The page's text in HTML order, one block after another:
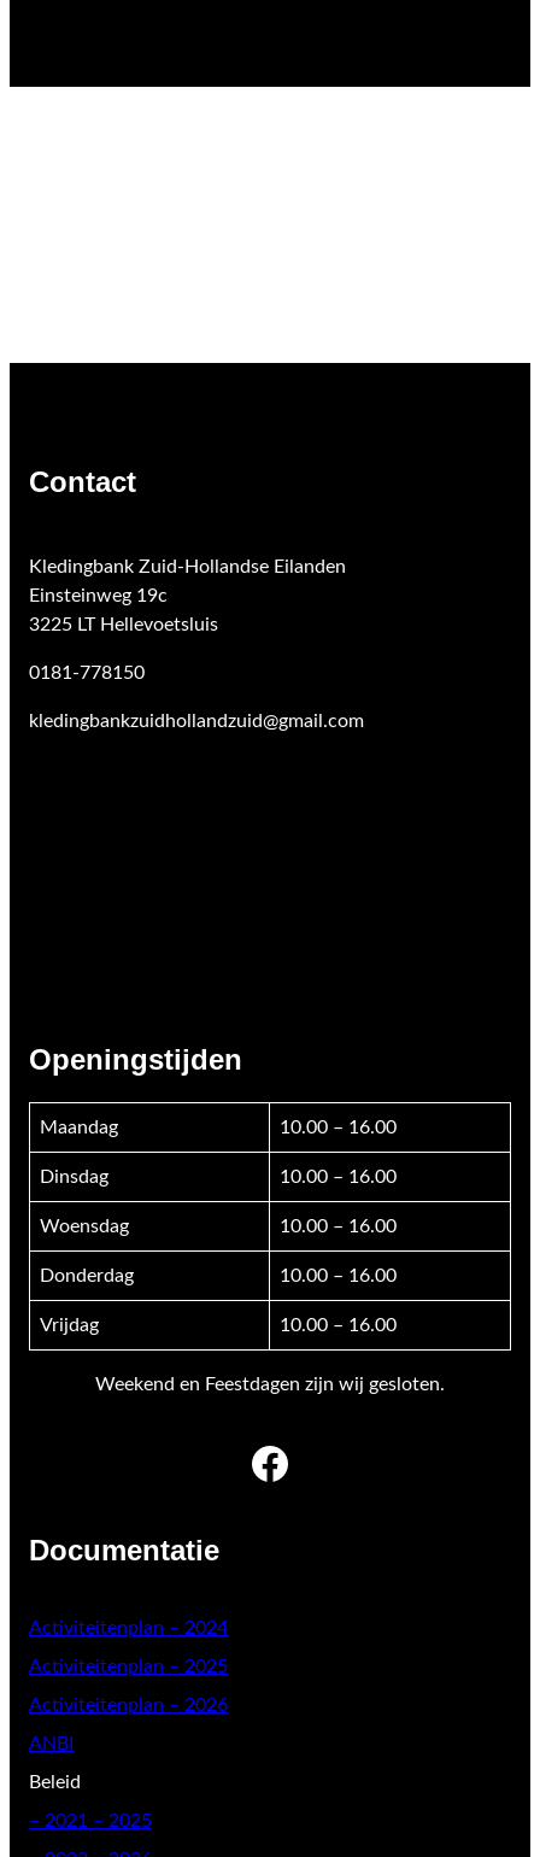
Contact
Kledingbank Zuid-Hollandse Eilanden
Einsteinweg 19c
3225 LT Hellevoetsluis
0181-778150
kledingbankzuidhollandzuid@gmail.com
Openingstijden
Maandag 10.00 – 16.00
Dinsdag 10.00 – 16.00
Woensdag 10.00 – 16.00
Donderdag 10.00 – 16.00
Vrijdag 10.00 – 16.00
Weekend en Feestdagen zijn wij gesloten.
Facebook
Documentatie
Activiteitenplan – 2024
Activiteitenplan – 2025
Activiteitenplan – 2026
ANBI
Beleid
– 2021 – 2025